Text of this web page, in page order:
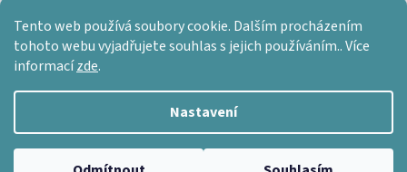
Tento web používá soubory cookie. Dalším procházením
tohoto webu vyjadřujete souhlas s jejich používáním.. Více
informacízde.
Nastavení
PŘIHLÁSIT SE
Vytvořil Shoptet